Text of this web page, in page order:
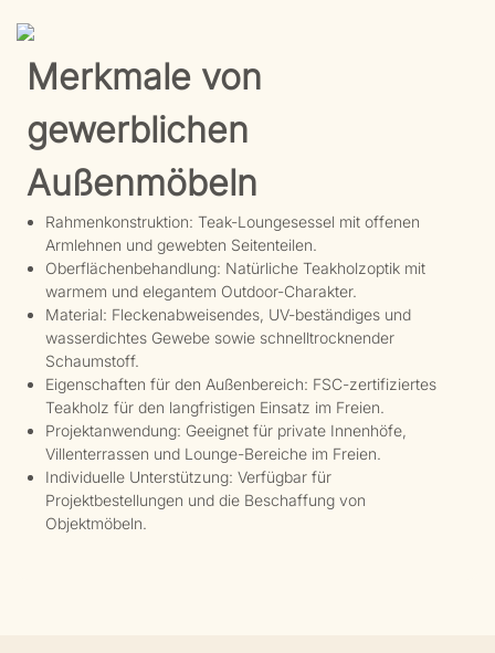
Merkmale von
gewerblichen
Außenmöbeln
Rahmenkonstruktion: Teak-Loungesessel mit offenen
Armlehnen und gewebten Seitenteilen.
Oberflächenbehandlung: Natürliche Teakholzoptik mit
warmem und elegantem Outdoor-Charakter.
Material: Fleckenabweisendes, UV-beständiges und
wasserdichtes Gewebe sowie schnelltrocknender
Schaumstoff.
Eigenschaften für den Außenbereich: FSC-zertifiziertes
Teakholz für den langfristigen Einsatz im Freien.
Projektanwendung: Geeignet für private Innenhöfe,
Villenterrassen und Lounge-Bereiche im Freien.
Individuelle Unterstützung: Verfügbar für
Projektbestellungen und die Beschaffung von
Objektmöbeln.